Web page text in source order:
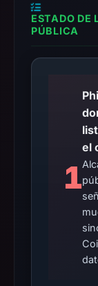
ESTADO DE
PÚBLICA
1
el